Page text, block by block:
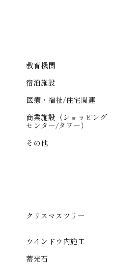
教育機関
宿泊施設
医療・福祉/住宅関連
商業施設（ショッピング
センター/タワー）
その他
クリスマスツリー
ウインドウ内施工
蓄光石